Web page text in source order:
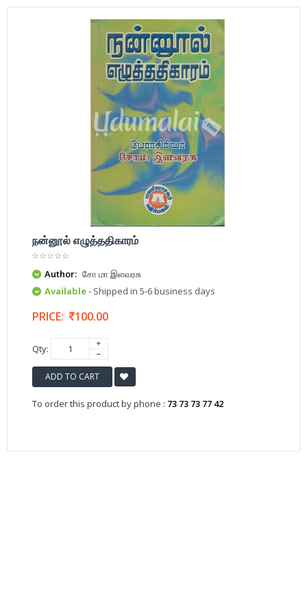
நன்னூல் எழுத்ததிகாரம்
Author: சோ மா இளவரசு
Available- Shipped in 5-6 business days
PRICE: 100.00
Qty:
ADD TO CART
To order this product by phone : 73 73 73 77 42